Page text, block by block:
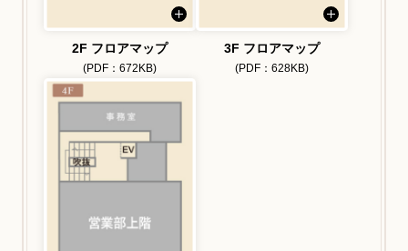
2F フロアマップ
(PDF：672KB)
3F フロアマップ
(PDF：628KB)